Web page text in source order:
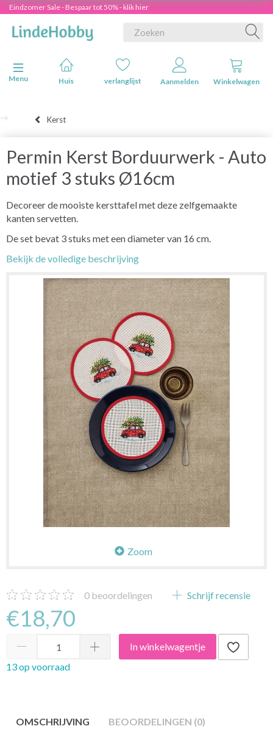
Eindzomer Sale - Bespaar tot 50% - klik hier
Navigatie in-/uitschakelen
Menu
Huis verlanglijst Aanmelden Winkelwagen
Kerst
Permin Kerst Borduurwerk - Auto
motief 3 stuks Ø16cm
Decoreer de mooiste kersttafel met deze zelfgemaakte
kanten servetten.
De set bevat 3 stuks met een diameter van 16 cm.
Bekijk de volledige beschrijving
Zoom
0 beoordelingen Schrijf recensie
€18,70
In winkelwagentje
13 op voorraad
OMSCHRIJVING BEOORDELINGEN (0)